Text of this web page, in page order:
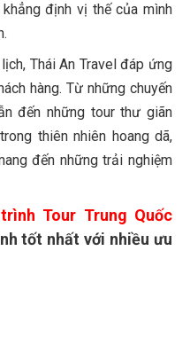
định vị thế của mình
Thái An Travel đáp ứng
hàng. Từ những chuyến
đến những tour thư giãn
thiên nhiên hoang dã,
đến những trải nghiệm
Tour Trung Quốc
tốt nhất với nhiều ưu